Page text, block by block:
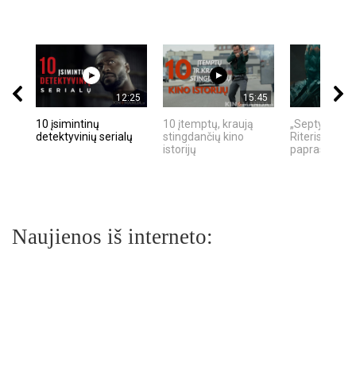
12:25
10 įsimintinų
detektyvinių serialų
15:45
10 įtemptų, kraują
stingdančių kino
istorijų
„Septynių
Riteris" – kai
Naujienos iš interneto: